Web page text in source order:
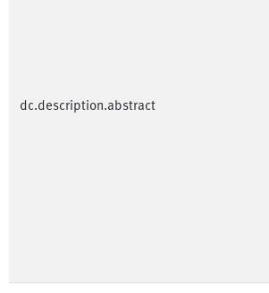
dc.description.abstract